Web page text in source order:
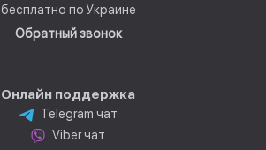
бесплатно по Украине
Обратный звонок
Онлайн поддержка
Telegram чат
Viber чат